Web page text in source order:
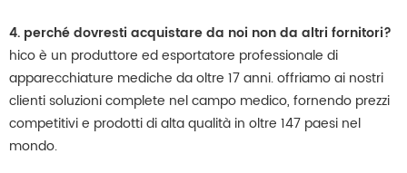
4. perché dovresti acquistare da noi non da altri fornitori?
hico è un produttore ed esportatore professionale di
apparecchiature mediche da oltre 17 anni. offriamo ai nostri
clienti soluzioni complete nel campo medico, fornendo prezzi
competitivi e prodotti di alta qualità in oltre 147 paesi nel
mondo.